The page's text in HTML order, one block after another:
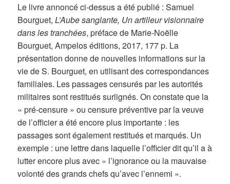
Le livre annoncé ci-dessus a été publié : Samuel
Bourguet,L’Aube sanglante, Un artilleur visionnaire
dans les tranchées, préface de Marie-Noëlle
Bourguet, Ampelos éditions, 2017, 177 p. La
présentation donne de nouvelles informations sur la
vie de S. Bourguet, en utilisant des correspondances
familiales. Les passages censurés par les autorités
militaires sont restitués surlignés. On constate que la
« pré-censure » ou censure préventive par la veuve
de l’officier a été encore plus importante : les
passages sont également restitués et marqués. Un
exemple : une lettre dans laquelle l’officier dit qu’il a à
lutter encore plus avec « l’ignorance ou la mauvaise
volonté des grands chefs qu’avec l’ennemi ».